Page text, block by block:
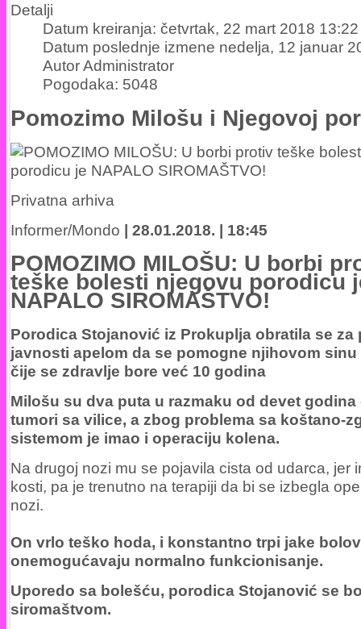
Detalji
Datum kreiranja: četvrtak, 22 mart 2018 13:22
Datum poslednje izmene nedelja, 12 januar
Autor Administrator
Pogodaka: 5048
Pomozimo Milošu i Njegovoj
Privatna arhiva
Informer/Mondo | 28.01.2018. | 18:45
POMOZIMO MILOŠU: U borbi
teške bolesti njegovu porodicu
NAPALO SIROMAŠTVO!
Porodica Stojanović iz Prokuplja obratila se za
javnosti apelom da se pomogne njihovom sinu
čije se zdravlje bore već 10 godina
Milošu su dva puta u razmaku od devet
tumori sa vilice, a zbog problema sa koštano-
sistemom je imao i operaciju kolena.
Na drugoj nozi mu se pojavila cista od udarca, jer
kosti, pa je trenutno na terapiji da bi se izbegla
nozi.
On vrlo teško hoda, i konstantno trpi jake
onemogućavaju normalno funkcionisanje.
Uporedo sa bolešću, porodica Stojanović se
siromaštvom.